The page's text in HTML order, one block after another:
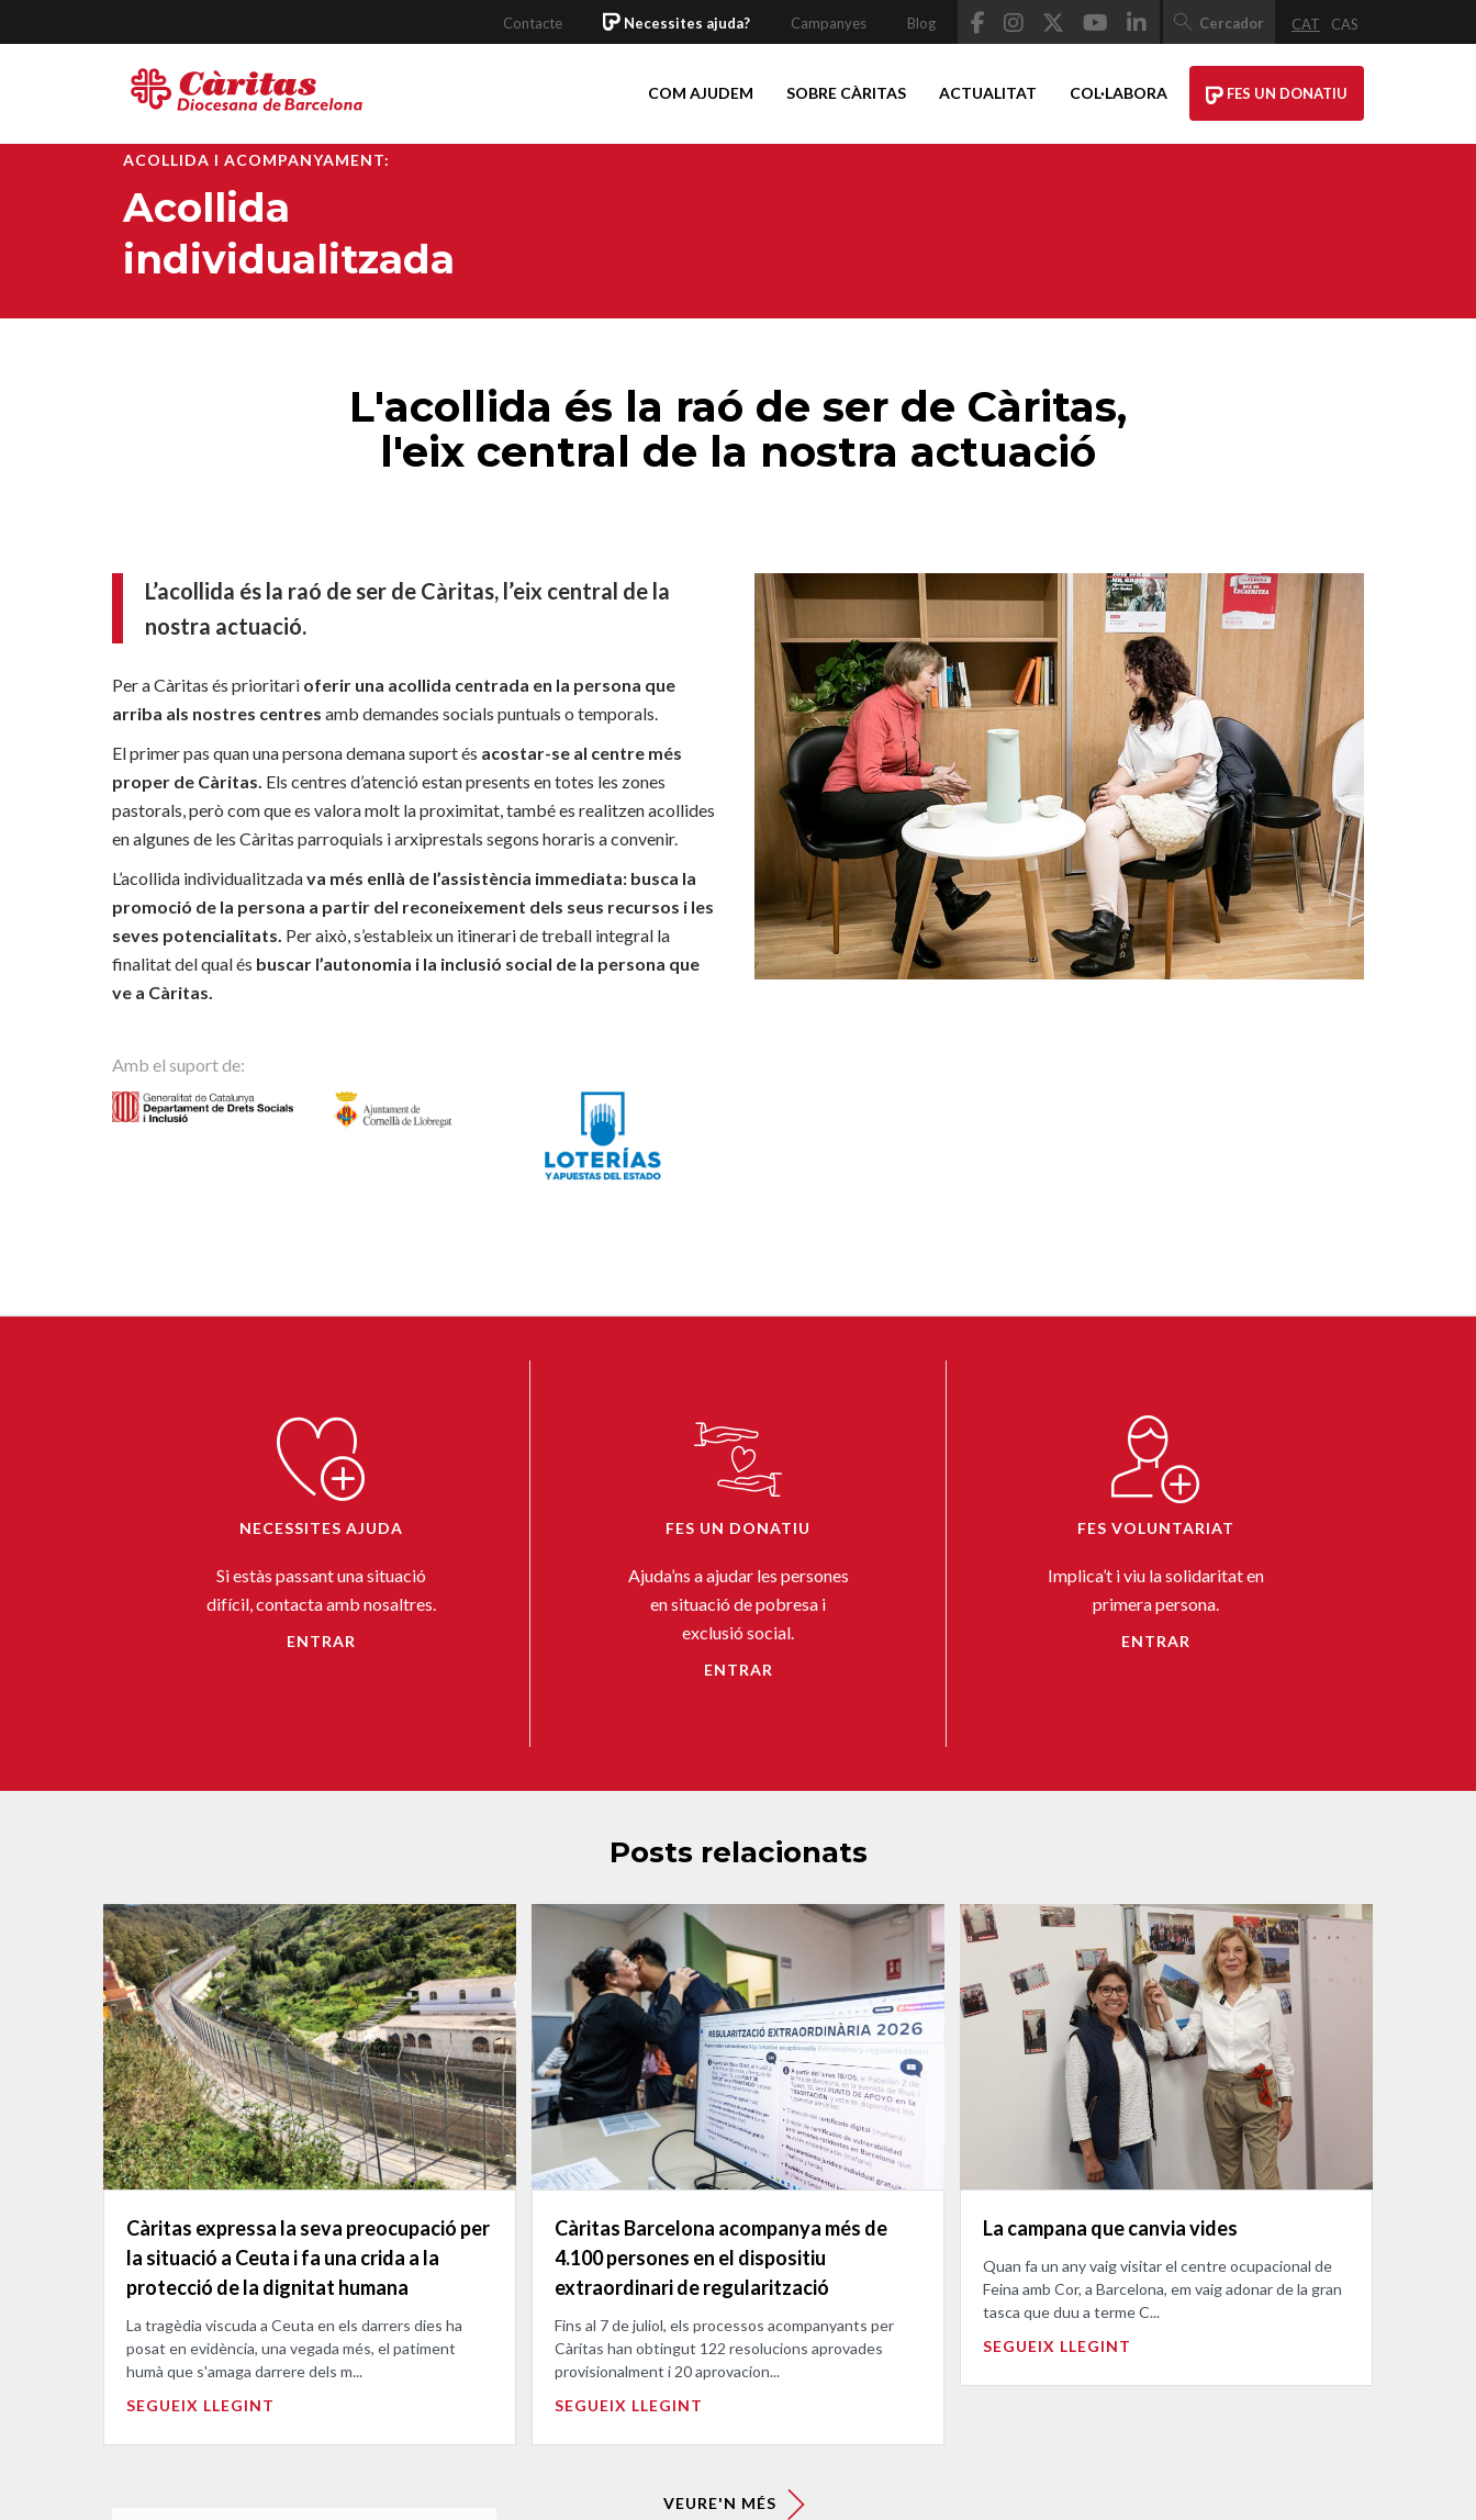
Contacte Necessites ajuda? Campanyes Blog Cercador CAT CAS
COM AJUDEM SOBRE CÀRITAS ACTUALITAT COL·LABORA FES UN DONATIU
ACOLLIDA I ACOMPANYAMENT:
Acollida
individualitzada
L'acollida és la raó de ser de Càritas,
l'eix central de la nostra actuació
L’acollida és la raó de ser de Càritas, l’eix central de la
nostra actuació.
Per a Càritas és prioritari oferir una acollida centrada en la persona que
arriba als nostres centres amb demandes socials puntuals o temporals.
El primer pas quan una persona demana suport és acostar-se al centre més
proper de Càritas. Els centres d’atenció estan presents en totes les zones
pastorals, però com que es valora molt la proximitat, també es realitzen acollides
en algunes de les Càritas parroquials i arxiprestals segons horaris a convenir.
L’acollida individualitzadava més enllà de l’assistència immediata: busca la
promoció de la persona a partir del reconeixement dels seus recursos i les
seves potencialitats. Per això, s’estableix un itinerari de treball integral la
finalitat del qual és buscar l’autonomia i la inclusió social de la persona que
ve a Càritas.
Amb el suport de:
NECESSITES AJUDA
Si estàs passant una situació
difícil, contacta amb nosaltres.
ENTRAR
FES UN DONATIU
Ajuda’ns a ajudar les persones
en situació de pobresa i
exclusió social.
ENTRAR
FES VOLUNTARIAT
Implica’t i viu la solidaritat en
primera persona.
ENTRAR
Posts relacionats
Càritas expressa la seva preocupació per
la situació a Ceuta i fa una crida a la
protecció de la dignitat humana
La tragèdia viscuda a Ceuta en els darrers dies ha
posat en evidència, una vegada més, el patiment
humà que s'amaga darrere dels m...
SEGUEIX LLEGINT
Càritas Barcelona acompanya més de
4.100 persones en el dispositiu
extraordinari de regularització
Fins al 7 de juliol, els processos acompanyants per
Càritas han obtingut 122 resolucions aprovades
provisionalment i 20 aprovacion...
SEGUEIX LLEGINT
La campana que canvia vides
Quan fa un any vaig visitar el centre ocupacional de
Feina amb Cor, a Barcelona, em vaig adonar de la gran
tasca que duu a terme C...
SEGUEIX LLEGINT
VEURE'N MÉS